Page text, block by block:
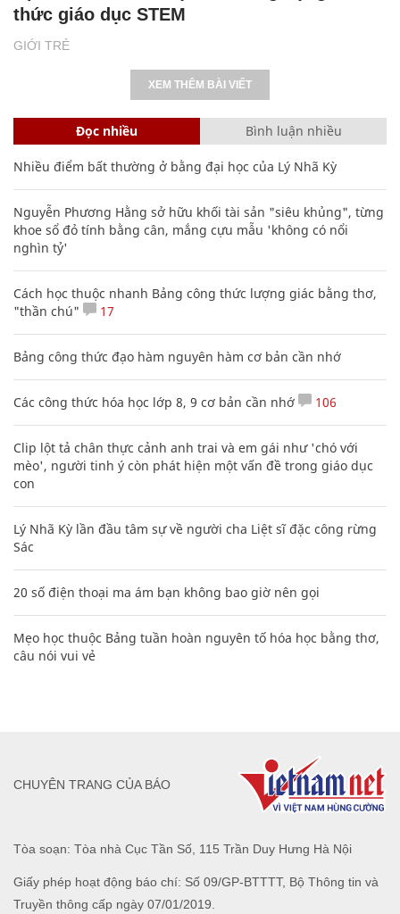
GIỚI TRẺ
thức giáo dục STEM
XEM THÊM BÀI VIẾT
Đọc nhiều Bình luận nhiều
Nhiều điểm bất thường ở bằng đại học của Lý Nhã Kỳ
Nguyễn Phương Hằng sở hữu khối tài sản "siêu khủng", từng
khoe sổ đỏ tính bằng cân, mắng cựu mẫu 'không có nổi
nghìn tỷ'
Cách học thuộc nhanh Bảng công thức lượng giác bằng thơ,
"thần chú"
17
Bảng công thức đạo hàm nguyên hàm cơ bản cần nhớ
Các công thức hóa học lớp 8, 9 cơ bản cần nhớ 106
Clip lột tả chân thực cảnh anh trai và em gái như 'chó với
mèo', người tinh ý còn phát hiện một vấn đề trong giáo dục
con
Lý Nhã Kỳ lần đầu tâm sự về người cha Liệt sĩ đặc công rừng
Sác
20 số điện thoại ma ám bạn không bao giờ nên gọi
Mẹo học thuộc Bảng tuần hoàn nguyên tố hóa học bằng thơ,
câu nói vui vẻ
Tòa soạn: Tòa nhà Cục Tần Số, 115 Trần Duy Hưng Hà Nội
Giấy phép hoạt động báo chí: Số 09/GP-BTTTT, Bộ Thông tin và
Truyền thông cấp ngày 07/01/2019.
CHUYÊN TRANG CỦA BÁO